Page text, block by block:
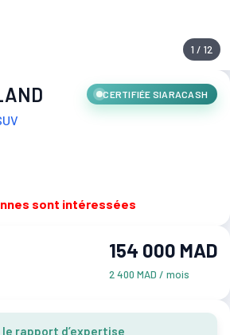
1 / 12
CERTIFIÉE SIARACASH
sont intéressées
154 000 MAD
2 400 MAD / mois
le rapport d’expertise